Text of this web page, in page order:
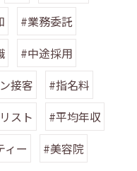
#業務委託
#中途採用
接客
#指名料
スト
#平均年収
ィー
#美容院